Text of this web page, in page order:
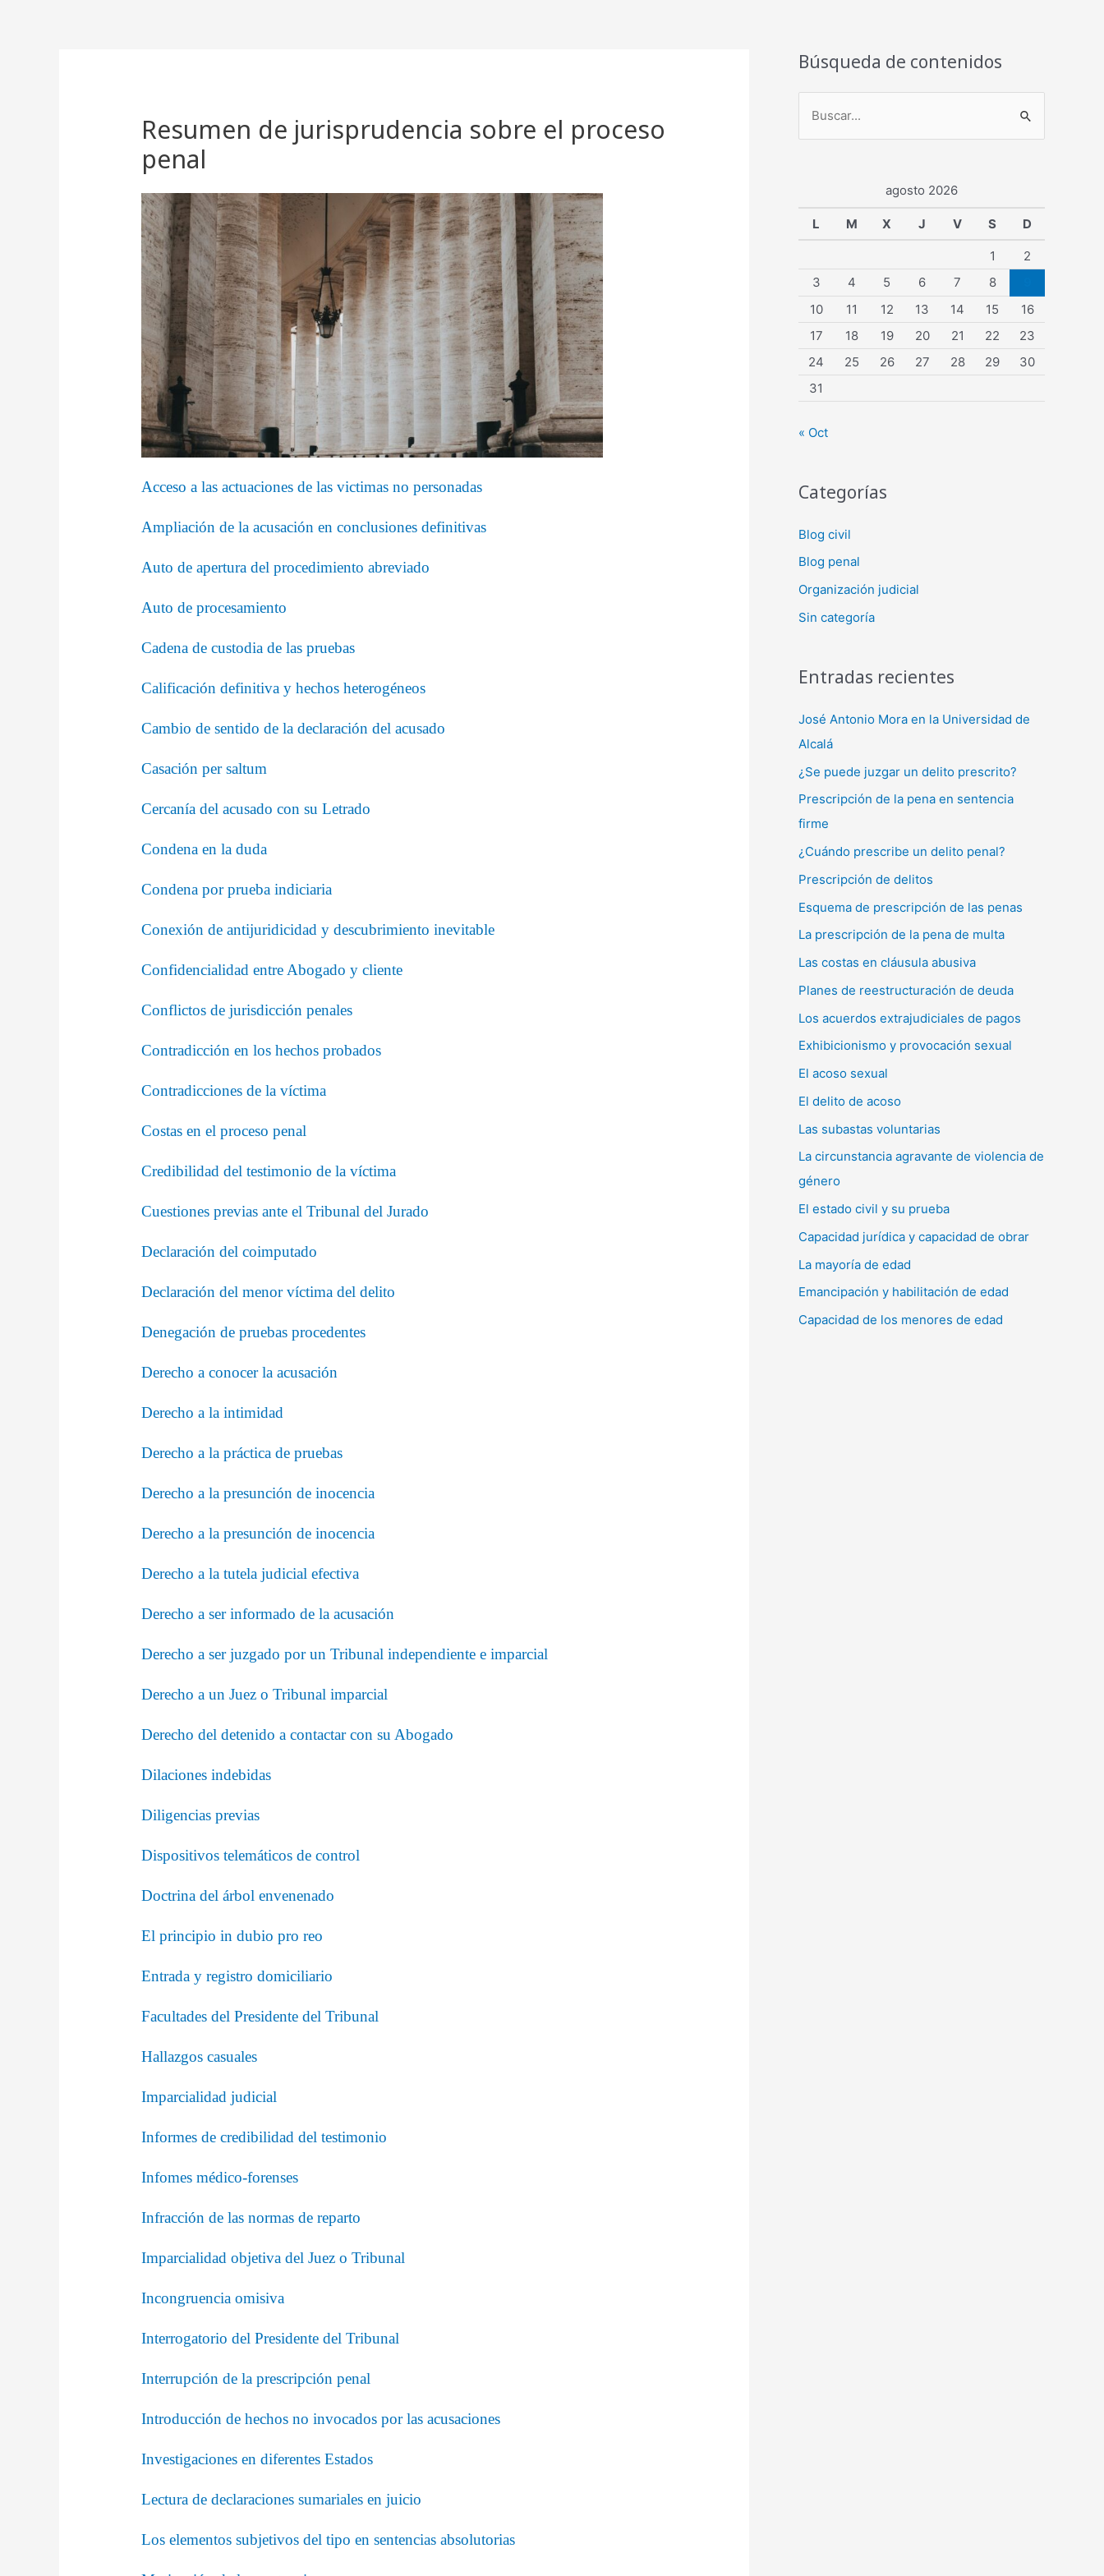
Resumen de jurisprudencia sobre el proceso
penal
Acceso a las actuaciones de las victimas no personadas
Ampliación de la acusación en conclusiones definitivas
Auto de apertura del procedimiento abreviado
Auto de procesamiento
Cadena de custodia de las pruebas
Calificación definitiva y hechos heterogéneos
Cambio de sentido de la declaración del acusado
Casación per saltum
Cercanía del acusado con su Letrado
Condena en la duda
Condena por prueba indiciaria
Conexión de antijuridicidad y descubrimiento inevitable
Confidencialidad entre Abogado y cliente
Conflictos de jurisdicción penales
Contradicción en los hechos probados
Contradicciones de la víctima
Costas en el proceso penal
Credibilidad del testimonio de la víctima
Cuestiones previas ante el Tribunal del Jurado
Declaración del coimputado
Declaración del menor víctima del delito
Denegación de pruebas procedentes
Derecho a conocer la acusación
Derecho a la intimidad
Derecho a la práctica de pruebas
Derecho a la presunción de inocencia
Derecho a la presunción de inocencia
Derecho a la tutela judicial efectiva
Derecho a ser informado de la acusación
Derecho a ser juzgado por un Tribunal independiente e imparcial
Derecho a un Juez o Tribunal imparcial
Derecho del detenido a contactar con su Abogado
Dilaciones indebidas
Diligencias previas
Dispositivos telemáticos de control
Doctrina del árbol envenenado
El principio in dubio pro reo
Entrada y registro domiciliario
Facultades del Presidente del Tribunal
Hallazgos casuales
Imparcialidad judicial
Informes de credibilidad del testimonio
Infomes médico-forenses
Infracción de las normas de reparto
Imparcialidad objetiva del Juez o Tribunal
Incongruencia omisiva
Interrogatorio del Presidente del Tribunal
Interrupción de la prescripción penal
Introducción de hechos no invocados por las acusaciones
Investigaciones en diferentes Estados
Lectura de declaraciones sumariales en juicio
Los elementos subjetivos del tipo en sentencias absolutorias
Búsqueda de contenidos
u
r
p
agosto 2026
L M X J V S D
1
2
3
4 5 6 7 8
10
11 12 13 14 15
16
17
18 19 20 21 22
23
24
25 26 27 28 29
30
31
« Oct
Categorías
Blog civil
Blog penal
Organización judicial
Sin categoría
Entradas recientes
José Antonio Mora en la Universidad de
Alcalá
¿Se puede juzgar un delito prescrito?
Prescripción de la pena en sentencia
firme
¿Cuándo prescribe un delito penal?
Prescripción de delitos
Esquema de prescripción de las penas
La prescripción de la pena de multa
Las costas en cláusula abusiva
Planes de reestructuración de deuda
Los acuerdos extrajudiciales de pagos
Exhibicionismo y provocación sexual
El acoso sexual
El delito de acoso
Las subastas voluntarias
La circunstancia agravante de violencia de
género
El estado civil y su prueba
Capacidad jurídica y capacidad de obrar
La mayoría de edad
Emancipación y habilitación de edad
Capacidad de los menores de edad